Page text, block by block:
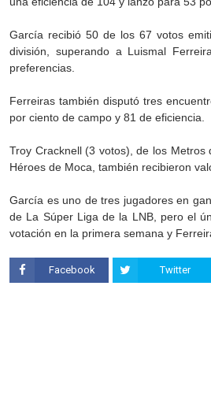
García recibió 50 de los 67 votos
división, superando a Luismal
preferencias.
Ferreiras también disputó tres
por ciento de campo y 81 de eficiencia.
Troy Cracknell (3 votos), de los
Héroes de Moca, también recibieron
García es uno de tres jugadores en
de La Súper Liga de la LNB, pero el
votación en la primera semana y
Facebook Twitter